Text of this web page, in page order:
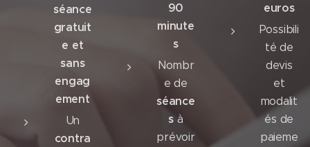
séance
gratuit
e et
sans
engag
ement
Un
contra
90
minute
s
Nombr
e de
séance
s à
prévoir
euros
Possibili
té de
devis
et
modalit
és de
paieme